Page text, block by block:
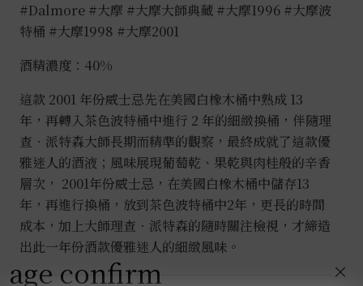
波
特
桶
量
系
列
15
年
(2001)0.7L
數
量
#Dalmore #大摩 #大摩大師典藏 #大摩1996 #大摩波
特桶 #大摩1998 #大摩2001
酒精濃度：40%
這款 2001 年份威士忌先在美國白橡木桶中熟成 13
年，再轉入茶色波特桶中進行 2 年的細緻換桶，伴隨理
查．派特森大師長期而精準的觀察，最終成就了這款優
雅迷人的酒液；風味展現葡萄乾、果乾與肉桂般的辛香
層次， 2001年份威士忌，在美國白橡木桶中儲存13
年，再進行換桶，放到茶色波特桶中2年，更長的時間
成本，加上大師理查‧派特森的隨時關注檢視，才締造
出此一年份酒款優雅迷人的細緻風味。
age confirm ×